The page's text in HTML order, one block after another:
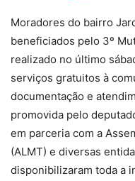
Moradores do bairro
beneficiados pelo 3º
realizado no último
serviços gratuitos à
documentação e
promovida pelo
em parceria com a
(ALMT) e diversas
disponibilizaram toda a